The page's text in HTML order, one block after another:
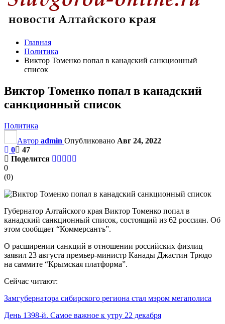
Главная
Политика
Виктор Томенко попал в канадский санкционный
список
Виктор Томенко попал в канадский
санкционный список
Политика
Автор admin Опубликовано Авг 24, 2022
0
47
Поделится
0
(0)
Губернатор Алтайского края Виктор Томенко попал в
канадский санкционный список, состоящий из 62 россиян. Об
этом сообщает “Коммерсантъ”.
О расширении санкций в отношении российских физлиц
заявил 23 августа премьер-министр Канады Джастин Трюдо
на саммите “Крымская платформа”.
Сейчас читают:
Замгубернатора сибирского региона стал мэром мегаполиса
День 1398-й. Самое важное к утру 22 декабря